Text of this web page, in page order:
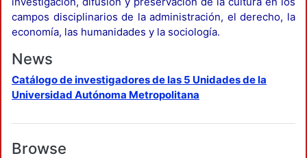
campos disciplinarios de la administración, el derecho, la
economía, las humanidades y la sociología.
News
Catálogo de investigadores de las 5 Unidades de la
Universidad Autónoma Metropolitana
Browse